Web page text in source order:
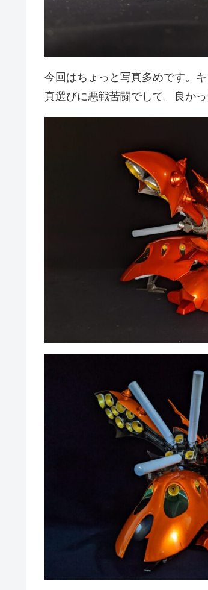
今回はちょっと写真多めです。
真選びに悪戦苦闘でして。良か